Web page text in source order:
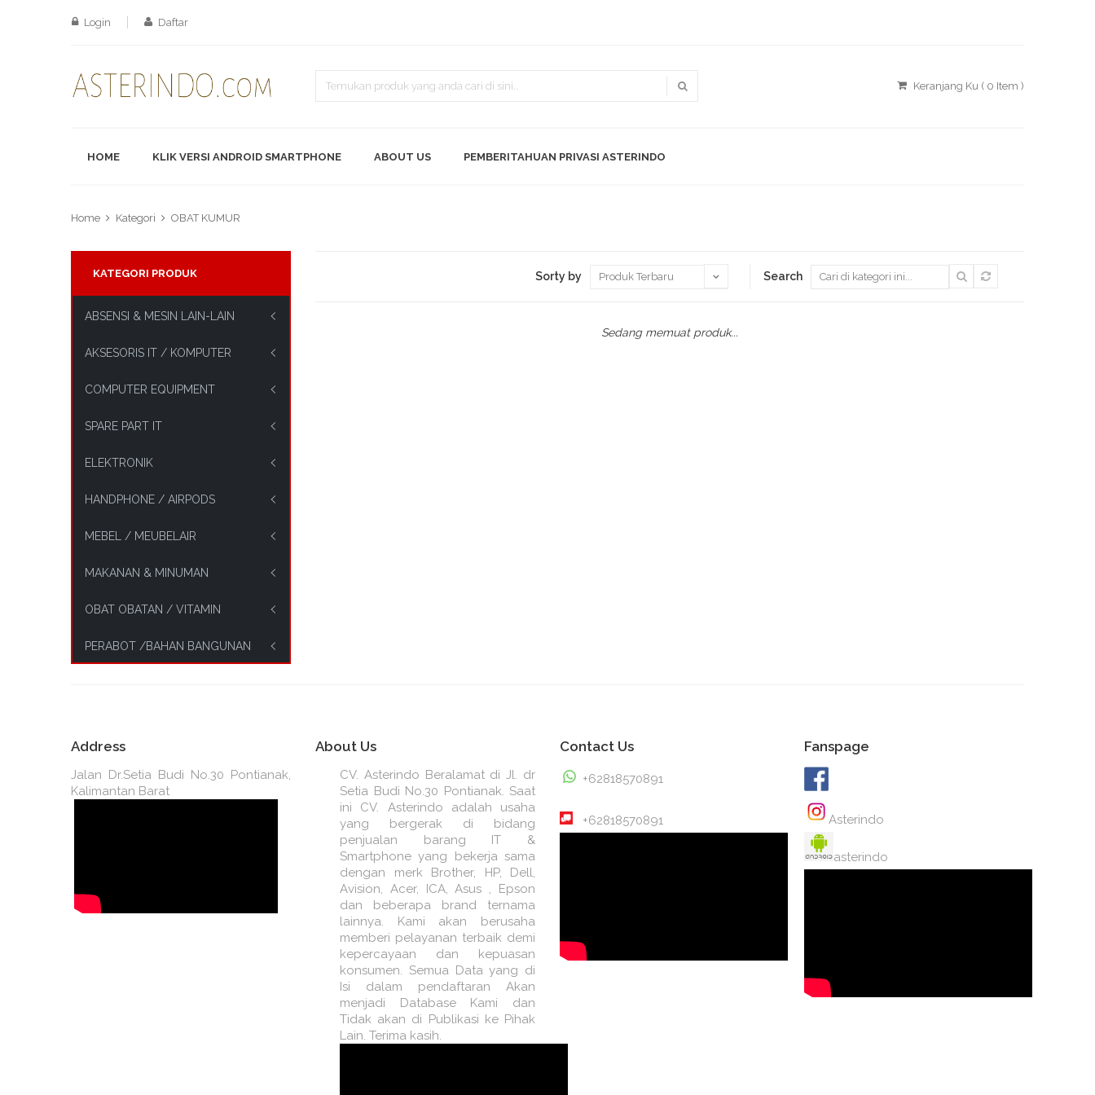
Login Daftar
Keranjang Ku ( 0 Item )
HOME KLIK VERSI ANDROID SMARTPHONE ABOUT US PEMBERITAHUAN PRIVASI ASTERINDO
Home Kategori OBAT KUMUR
Sorty by Search
Sedang memuat produk...
KATEGORI PRODUK
ABSENSI & MESIN LAIN-LAIN
AKSESORIS IT / KOMPUTER
COMPUTER EQUIPMENT
SPARE PART IT
ELEKTRONIK
HANDPHONE / AIRPODS
MEBEL / MEUBELAIR
MAKANAN & MINUMAN
OBAT OBATAN / VITAMIN
PERABOT /BAHAN BANGUNAN
KEBUTUHAN SEKOLAH
Address
Jalan Dr.Setia Budi No.30 Pontianak,
Kalimantan Barat
About Us
CV. Asterindo Beralamat di Jl. dr
Setia Budi No.30 Pontianak. Saat
ini CV. Asterindo adalah usaha
yang bergerak di bidang
penjualan barang IT &
Smartphone yang bekerja sama
dengan merk Brother, HP, Dell,
Avision, Acer, ICA, Asus , Epson
dan beberapa brand ternama
lainnya. Kami akan berusaha
memberi pelayanan terbaik demi
kepercayaan dan kepuasan
konsumen. Semua Data yang di
Isi dalam pendaftaran Akan
menjadi Database Kami dan
Tidak akan di Publikasi ke Pihak
Lain. Terima kasih.
Contact Us
+62818570891
+62818570891
Fanspage
Asterindo
asterindo